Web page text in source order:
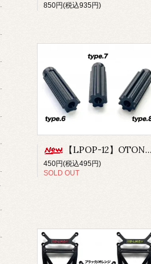
850円(税込935円)
【LPOP-12】OTONOMOTO
450円(税込495円)
SOLD OUT